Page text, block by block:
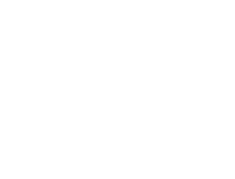
gest či potiahnutia prstom.